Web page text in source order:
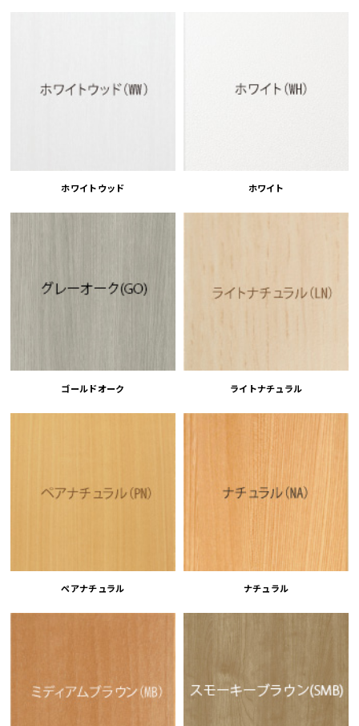
ホワイトウッド ホワイト
ゴールドオーク ライトナチュラル
ペアナチュラル ナチュラル